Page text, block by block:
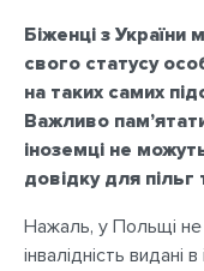
Біженці з
свого статусу
на таких самих
Важливо
іноземці не
довідку для
Нажаль, у Польщі не
інвалідність